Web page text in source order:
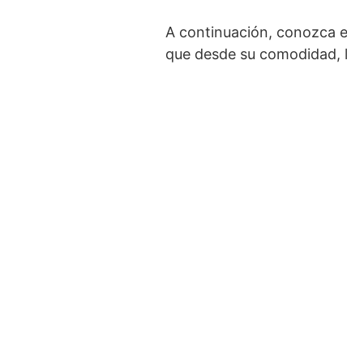
A continuación, conozca
que desde su